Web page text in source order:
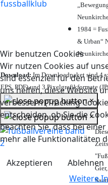
Wir benutzen Cookies
Wir nutzen Cookies auf
sind essenziell für den
uns helfen, diese Website
verbessern (Tracking
entscheiden, ob Sie die
beachten Sie, dass bei
mehr alle Funktionalitäten
Akzeptieren
Ablehnen
Weitere
1984 =
& Urban“
Download: Im Downloadpaket sind 4
EPS, PDF) und 3 Pixelgrafikformate
×
×